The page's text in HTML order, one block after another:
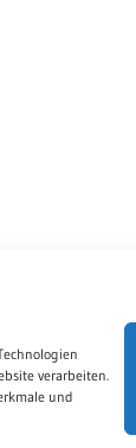
verarbeiten.
und